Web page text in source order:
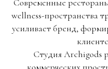
Современные
wellness-пространства
усиливает бренд,
Студия Archigods